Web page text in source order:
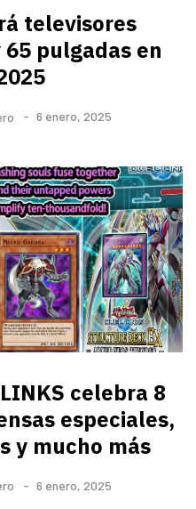
televisores
pulgadas en
6 enero, 2025
LINKS celebra 8
especiales,
y mucho más
6 enero, 2025